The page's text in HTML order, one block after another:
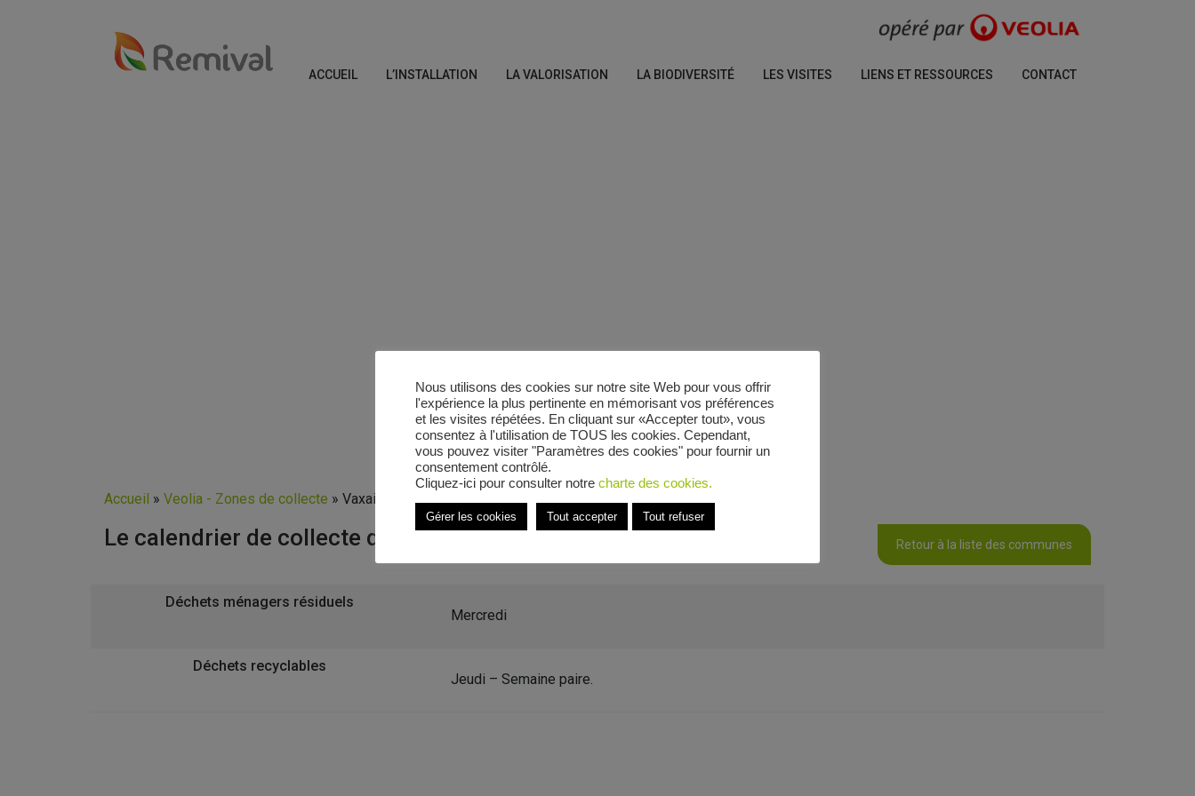
ACCUEIL L’INSTALLATION LA VALORISATION LA BIODIVERSITÉ LES VISITES LIENS ET RESSOURCES CONTACT
Accueil » Veolia - Zones de collecte » Vaxainville
Le calendrier de collecte de Vaxainville Retour à la liste des communes
Déchets ménagers résiduels
Mercredi
Déchets recyclables
Jeudi – Semaine paire.
Nous utilisons des cookies sur notre site Web pour vous offrir
l'expérience la plus pertinente en mémorisant vos préférences
et les visites répétées. En cliquant sur «Accepter tout», vous
consentez à l'utilisation de TOUS les cookies. Cependant,
vous pouvez visiter "Paramètres des cookies" pour fournir un
consentement contrôlé.
Cliquez-ici pour consulter notre charte des cookies.
Gérer les cookies Tout accepter Tout refuser